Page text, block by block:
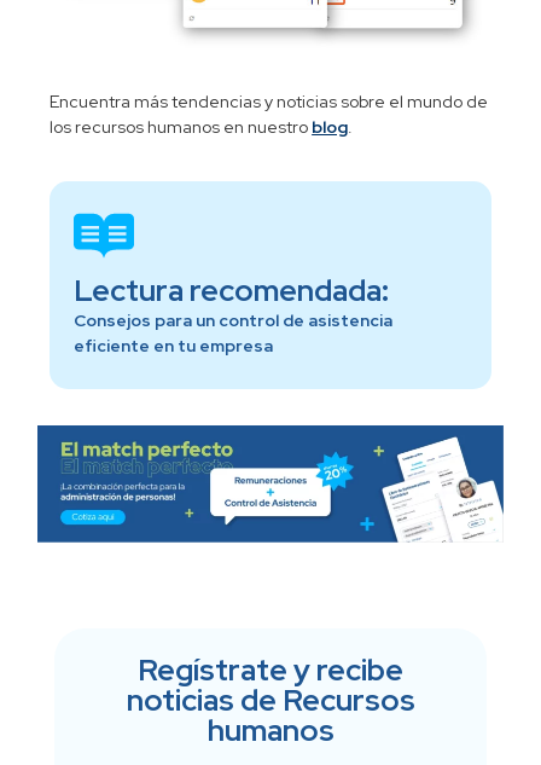
Encuentra más tendencias y noticias sobre el mundo de
los recursos humanos en nuestro blog.
Lectura recomendada:
Consejos para un control de asistencia
eficiente en tu empresa
Regístrate y recibe
noticias de Recursos
humanos